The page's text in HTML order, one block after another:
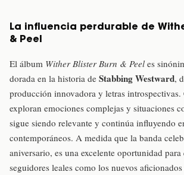
La influencia perdurable de
& Peel
El álbum Wither Blister Burn & Peeles
dorada en la historia de Stabbing Westward,
producción innovadora y letras introspectivas.
exploran emociones complejas y situaciones
sigue siendo relevante y continúa influyendo
contemporáneos. A medida que la banda
aniversario, es una excelente oportunidad
seguidores leales como los nuevos